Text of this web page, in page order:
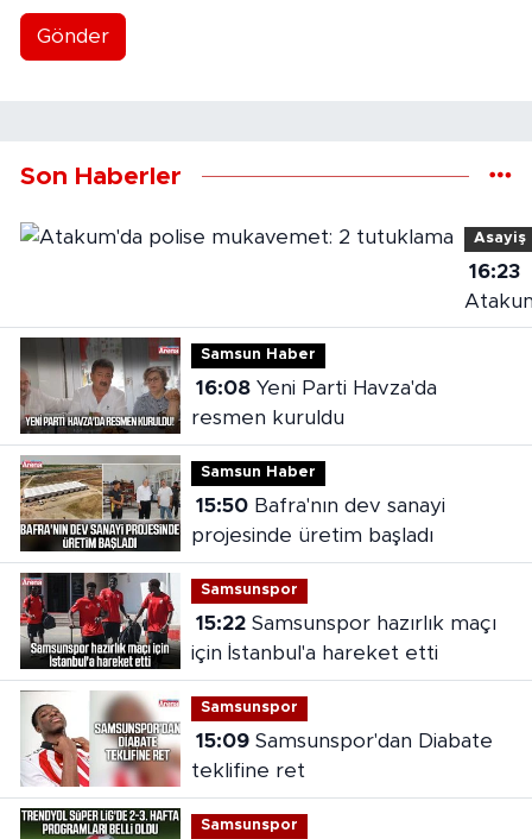
Gönder
Son Haberler
Asayiş
16:23
polise
Samsun Haber
16:08Yeni Parti Havza'da
resmen kuruldu
Samsun Haber
15:50Bafra'nın dev sanayi
projesinde üretim başladı
Samsunspor
15:22Samsunspor hazırlık maçı
için İstanbul'a hareket etti
Samsunspor
15:09Samsunspor'dan Diabate
teklifine ret
Samsunspor